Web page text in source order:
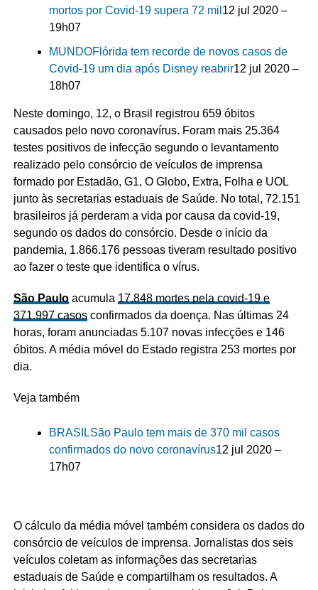
mortos por Covid-19 supera 72 mil 12 jul 2020 –
19h07
MUNDOFlórida tem recorde de novos casos de
Covid-19 um dia após Disney reabrir12 jul 2020 –
18h07
Neste domingo, 12, o Brasil registrou 659 óbitos
causados pelo novo coronavírus. Foram mais 25.364
testes positivos de infecção segundo o levantamento
realizado pelo consórcio de veículos de imprensa
formado por Estadão, G1, O Globo, Extra, Folha e UOL
junto às secretarias estaduais de Saúde. No total, 72.151
brasileiros já perderam a vida por causa da covid-19,
segundo os dados do consórcio. Desde o início da
pandemia, 1.866.176 pessoas tiveram resultado positivo
ao fazer o teste que identifica o vírus.
São Pauloacumula 17.848 mortes pela covid-19 e
371.997 casosconfirmados da doença. Nas últimas 24
horas, foram anunciadas 5.107 novas infecções e 146
óbitos. A média móvel do Estado registra 253 mortes por
dia.
Veja também
BRASILSão Paulo tem mais de 370 mil casos
confirmados do novo coronavírus12 jul 2020 –
17h07
O cálculo da média móvel também considera os dados do
consórcio de veículos de imprensa. Jornalistas dos seis
veículos coletam as informações das secretarias
estaduais de Saúde e compartilham os resultados. A